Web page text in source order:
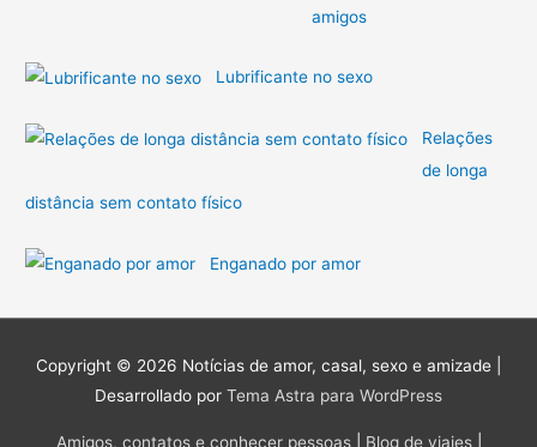
amigos
Lubrificante no sexo
Relações
de longa
distância sem contato físico
Enganado por amor
Copyright © 2026 Notícias de amor, casal, sexo e amizade
Desarrollado por Tema Astra para WordPress
Amigos, contatos e conhecer pessoas| Blog de viajes|